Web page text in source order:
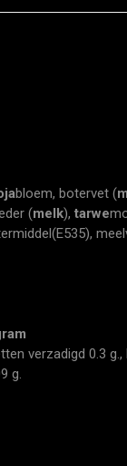
bloem, botervet (
(melk), tarwe
verzadigd 0.3
g.